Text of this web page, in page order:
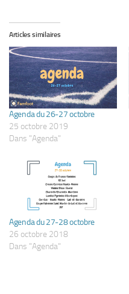
Articles similaires
Agenda du 26-27 octobre
25 octobre 2019
Dans "Agenda"
Agenda du 27-28 octobre
26 octobre 2018
Dans "Agenda"